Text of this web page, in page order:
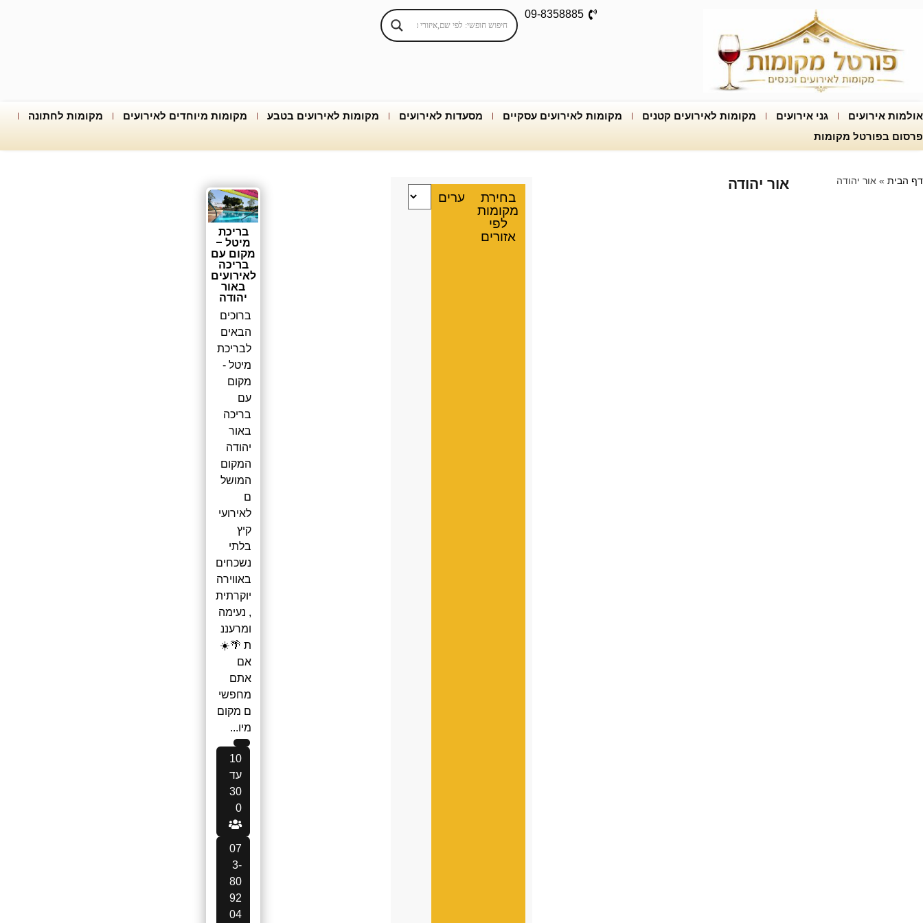
09-8358885
אולמות אירועים גני אירועים מקומות לאירועים קטנים מקומות לאירועים עסקיים מסעדות לאירועים מקומות לאירועים בטבע מקומות מיוחדים לאירועים
מקומות לחתונה
פרסום בפורטל מקומות
דף הבית » אור יהודה אור יהודה
בחירת
מקומות
לפי
אזורים
ערים
בריכת
מיטל –
מקום עם
בריכה
לאירועים
באור
יהודה
ברוכים
הבאים
לבריכת
מיטל -
מקום
עם
בריכה
באור
יהודה
המקום
המושל
ם
לאירועי
קיץ
בלתי
נשכחים
באווירה
יוקרתית
, נעימה
ומרעננ
ת 🌴☀️
אם
אתם
מחפשי
ם מקום
מיו...
10
עד
30
0
07
3-
80
92
04